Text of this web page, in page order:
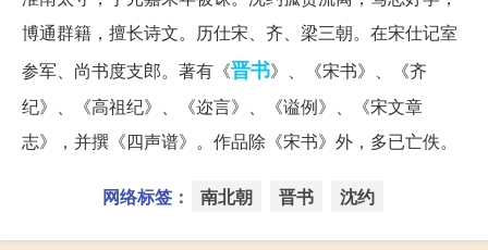
博通群籍，擅长诗文。历仕宋、齐、梁三朝。在宋仕记室
参军、尚书度支郎。著有《晋书》、《宋书》、《齐
纪》、《高祖纪》、《迩言》、《谥例》、《宋文章
志》，并撰《四声谱》。作品除《宋书》外，多已亡佚。
网络标签： 南北朝 晋书 沈约